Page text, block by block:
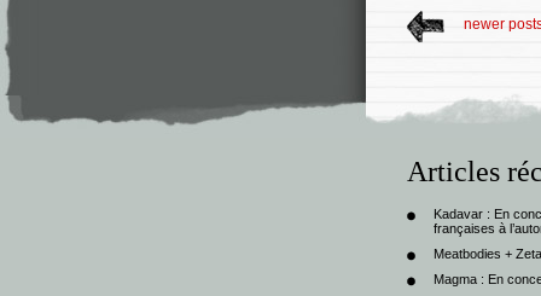
newer
Articles
Kadavar : En
françaises à
Meatbodies +
Magma : En